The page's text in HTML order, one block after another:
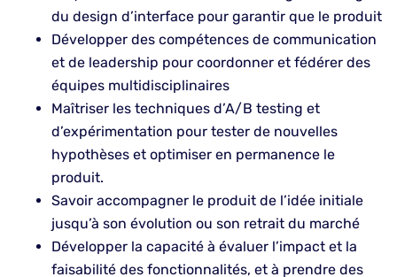
du design d’interface pour garantir que le produit
Développer des compétences de communication
et de leadership pour coordonner et fédérer des
équipes multidisciplinaires
Maîtriser les techniques d’A/B testing et
d’expérimentation pour tester de nouvelles
hypothèses et optimiser en permanence le
produit.
Savoir accompagner le produit de l’idée initiale
jusqu’à son évolution ou son retrait du marché
Développer la capacité à évaluer l’impact et la
faisabilité des fonctionnalités, et à prendre des